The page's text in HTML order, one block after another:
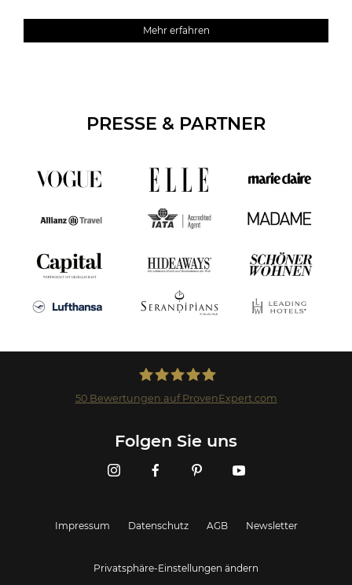
Mehr erfahren
PRESSE & PARTNER
50Bewertungen auf ProvenExpert.com
Folgen Sie uns
Impressum Datenschutz AGB Newsletter
Privatsphäre-Einstellungen ändern